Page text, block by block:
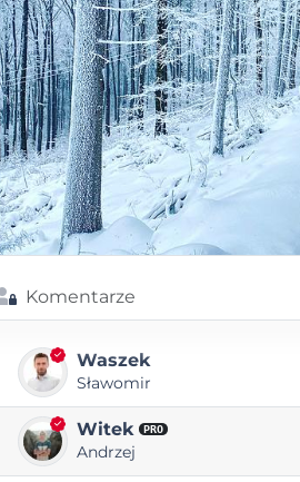
Komentarze
Waszek
Sławomir
Witek PRO
Andrzej